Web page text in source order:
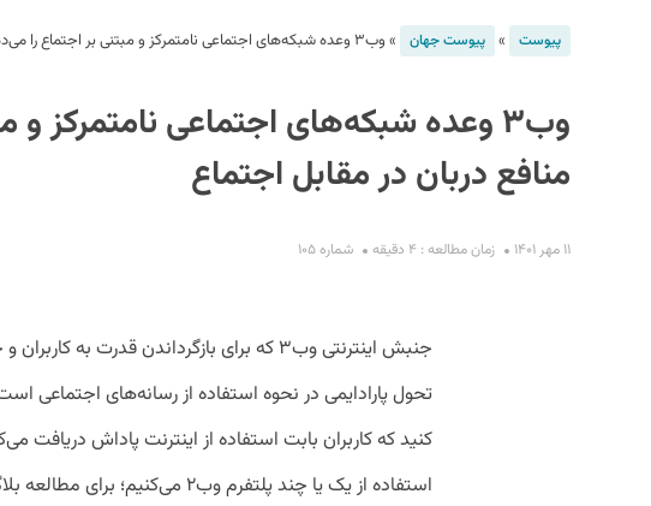
پیوست » پیوست جهان » وب۳ وعده شبکه‌های اجتماعی نامتمرکز و مبتنی بر اجتماع را می‌دهد؛ منافع دربان در مقابل اجتماع
وب۳ وعده شبکه‌های اجتماعی نامتمرکز
منافع دربان در مقابل اجتماع
۱۱ مهر ۱۴۰۱ زمان مطالعه : ۴ دقیقه شماره ۱۰۵
جنبش اینترنتی وب۳ که برای بازگرداندن قدرت
تحول پارادایمی در نحوه استفاده از رسانه‌های اجتماعی
کنید که کاربران بابت استفاده از اینترنت پاداش
استفاده از یک یا چند پلتفرم وب۲